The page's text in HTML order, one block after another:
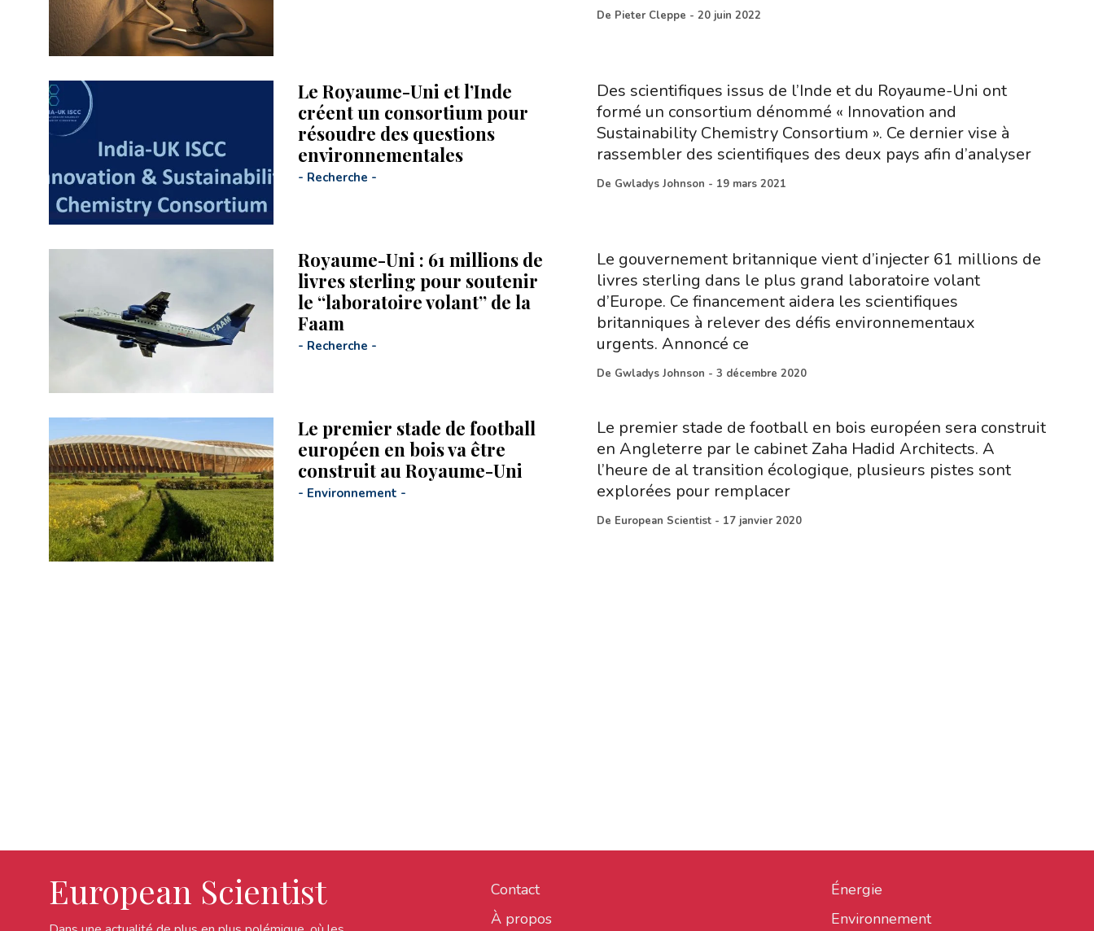
De Pieter Cleppe - 20 juin 2022
Le Royaume-Uni et l’Inde
créent un consortium pour
résoudre des questions
environnementales
- Recherche -
Des scientifiques issus de l’Inde et du Royaume-Uni ont
formé un consortium dénommé « Innovation and
Sustainability Chemistry Consortium ». Ce dernier vise à
rassembler des scientifiques des deux pays afin d’analyser
De Gwladys Johnson - 19 mars 2021
Royaume-Uni : 61 millions de
livres sterling pour soutenir
le ‘‘laboratoire volant’’ de la
Faam
- Recherche -
Le gouvernement britannique vient d’injecter 61 millions de
livres sterling dans le plus grand laboratoire volant
d’Europe. Ce financement aidera les scientifiques
britanniques à relever des défis environnementaux
urgents. Annoncé ce
De Gwladys Johnson - 3 décembre 2020
Le premier stade de football
européen en bois va être
construit au Royaume-Uni
- Environnement -
Le premier stade de football en bois européen sera construit
en Angleterre par le cabinet Zaha Hadid Architects. A
l’heure de al transition écologique, plusieurs pistes sont
explorées pour remplacer
De European Scientist - 17 janvier 2020
European Scientist
Contact
À propos
Énergie
Environnement